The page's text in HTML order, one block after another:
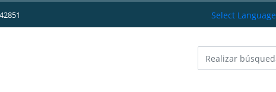
Select Language